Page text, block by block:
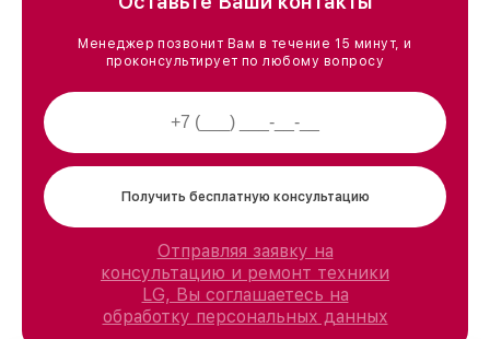
Менеджер позвонит Вам в течение 15 минут, и
проконсультирует по любому вопросу
Получить бесплатную консультацию
Отправляя заявку на
консультацию и ремонт техники
LG, Вы соглашаетесь на
обработку персональных данных